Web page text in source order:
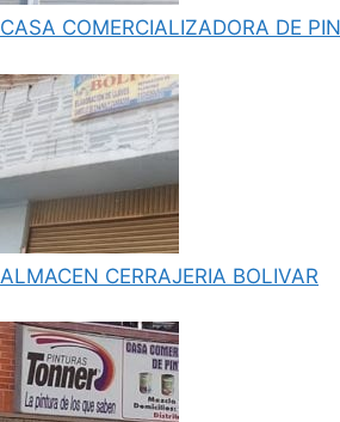
CASA COMERCIALIZADORA DE
ALMACEN CERRAJERIA BOLIVAR